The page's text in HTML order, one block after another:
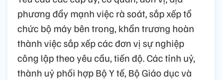
phương đẩy mạnh việc rà soát, sắp xếp tổ
chức bộ máy bên trong, khẩn trương hoàn
thành việc sắp xếp các đơn vị sự nghiệp
công lập theo yêu cầu, tiến độ. Các tỉnh uỷ,
thành uỷ phối hợp Bộ Y tế, Bộ Giáo dục và